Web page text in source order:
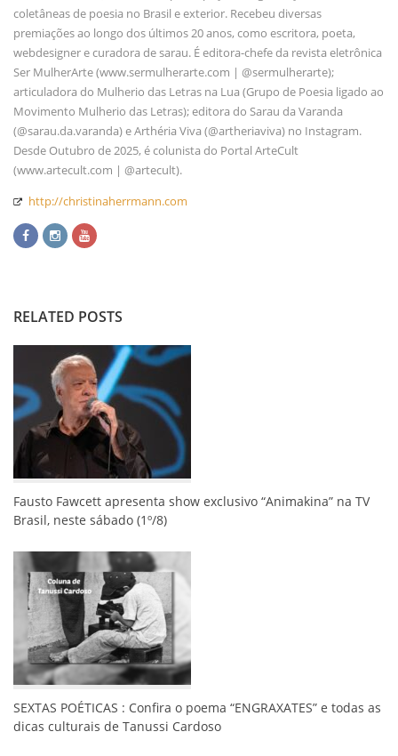
coletâneas de poesia no Brasil e exterior. Recebeu diversas
premiações ao longo dos últimos 20 anos, como escritora, poeta,
webdesigner e curadora de sarau. É editora-chefe da revista eletrônica
Ser MulherArte (www.sermulherarte.com | @sermulherarte);
articuladora do Mulherio das Letras na Lua (Grupo de Poesia ligado ao
Movimento Mulherio das Letras); editora do Sarau da Varanda
(@sarau.da.varanda) e Arthéria Viva (@artheriaviva) no Instagram.
Desde Outubro de 2025, é colunista do Portal ArteCult
(www.artecult.com | @artecult).
http://christinaherrmann.com
RELATED POSTS
Fausto Fawcett apresenta show exclusivo “Animakina” na TV
Brasil, neste sábado (1º/8)
SEXTAS POÉTICAS : Confira o poema “ENGRAXATES” e todas as
dicas culturais de Tanussi Cardoso